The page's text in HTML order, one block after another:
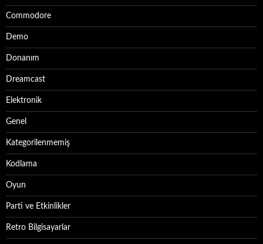
Commodore
Demo
Donanım
Dreamcast
Elektronik
Genel
Kategorilenmemiş
Kodlama
Oyun
Parti ve Etkinlikler
Retro Bilgisayarlar